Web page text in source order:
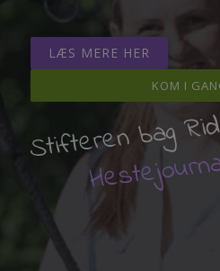
LÆS MERE HER
KOM I
Stifteren bag